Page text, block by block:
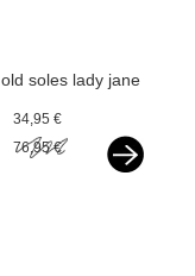
old soles lady jane
34,95 €
76,95 €